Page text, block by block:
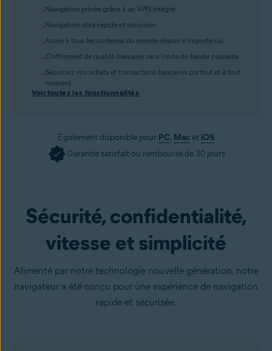
Navigation privée grâce à un VPN intégré.
Navigation ultra-rapide et sécurisée.
Accès à tous les contenus du monde depuis n’importe où.
Chiffrement de qualité bancaire, sans limite de bande passante.
Sécurisez vos achats et transactions bancaires partout et à tout
moment.
Voir toutes les fonctionnalités
Également disponible pour PC, Mac et iOS
Garantie satisfait ou remboursé de 30 jours
Sécurité, confidentialité,
vitesse et simplicité
Alimenté par notre technologie nouvelle génération, notre
navigateur a été conçu pour une expérience de navigation
rapide et sécurisée.